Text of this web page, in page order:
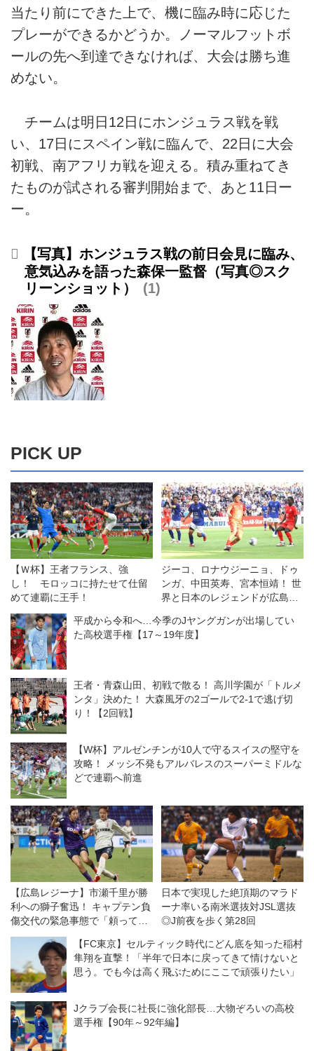
当たり前にできた上で、機に臨み時に応じた
プレーができるかどうか。ノーマルフットボ
ールの先へ到達できなければ、大会は勝ち進
めない。
チームは明日12日にホンジュラス戦を戦
い、17日にスペイン戦に臨んで、22日に大会
初戦、南アフリカ戦を迎える。積み重ねてき
たものが試される審判開始まで、あと11日ー
ー。
【写真】ホンジュラス戦の前日会見に臨み、
意気込みを語った森保一監督（写真◎スク
リーンショット）
1
PICK UP
【Ｗ杯】王者フランス、強
し！ モロッコに持たせて仕留
めて連覇に王手！
ジーコ、ロナウジーニョ、ドゥ
ンガ、中田英寿、宮本恒靖！ 世
界と日本のレジェンドが広島で
ム
平成から令和へ…今季のJヤングガンが出場してい
た高校選手権【17～19年度】
王者・青森山田、初戦で散る！ 高川学園が「トルメ
ンタ」決めた！ 大森風牙の2ゴールで2-1で逃げ切
り！【2回戦】
【W杯】アルゼンチンが10人で守るスイスの堅守を
攻略！ メッシ不発もアルバレスのスーパーミドルな
どで連覇へ前進
【広島レジーナ】市瀬千里が勝
利への獅子奮迅！ キャプテン負
傷交代の緊急事態で「頼ってき
たところを、全部自分がやる」
日本で実現した絶頂期のマラド
ーナ率いる南米選抜対JSL選抜
◎J前夜を歩く第28回
【FC東京】セルティック時代にどん底を知った稲村
隼翔を直撃！「半年で日本に戻ってきて情けないと
思う。でも今は高く飛ぶためにここで頑張りたい」
Jクラブ会長に社長に強化部長…大物ぞろいの高校
選手権【90年～92年編】